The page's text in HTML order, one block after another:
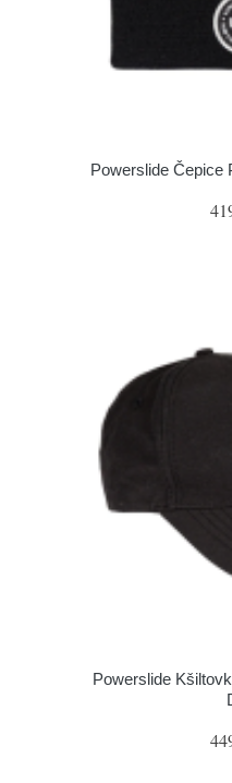
Powerslide Čepice
Powerslide